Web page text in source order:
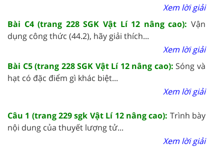
Xem lời giải
Bài C4 (trang 228 SGK Vật Lí 12 nâng cao): Vận
dụng công thức (44.2), hãy giải thích...
Xem lời giải
Bài C5 (trang 228 SGK Vật Lí 12 nâng cao): Sóng và
hạt có đặc điểm gì khác biệt...
Xem lời giải
Câu 1 (trang 229 sgk Vật Lí 12 nâng cao): Trình bày
nội dung của thuyết lượng tử...
Xem lời giải